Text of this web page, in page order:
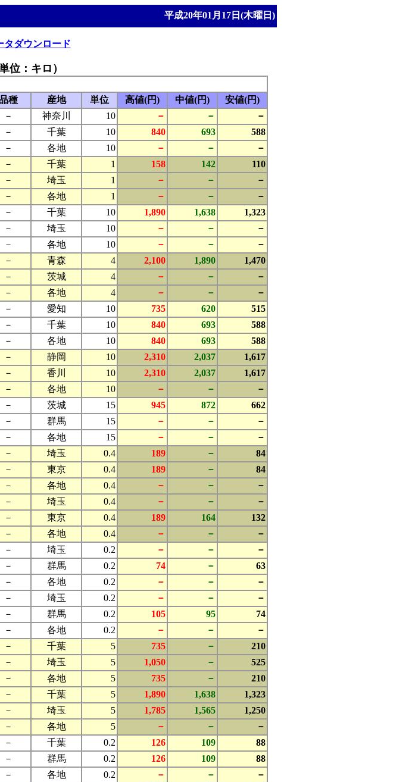
平成20年01月17日(木曜日)
タダウンロード
位：キロ）
種 産地 単位 高値(円) 中値(円) 安値(円)
－ 神奈川 10 － －
－
－
千葉 10 840 693
588
－
各地 10 － － －
－ 千葉 1 158 142
110
－
埼玉 1 － －
－
－
各地 1 － － －
－ 千葉 10 1,890 1,638
1,323
－
埼玉 10 － －
－
－
各地 10 － － －
－ 青森 4 2,100 1,890
1,470
－
茨城 4 － －
－
－
各地 4 － － －
－ 愛知 10 735 620
515
－
千葉 10 840 693
588
－
各地 10 840 693 588
－ 静岡 10 2,310 2,037
1,617
－
香川 10 2,310 2,037
1,617
－
各地 10 － － －
－ 茨城 15 945 872
662
－
群馬 15 － －
－
－
各地 15 － － －
－ 埼玉 0.4 189 －
84
－
東京 0.4 189 －
84
－
各地 0.4 － － －
－ 埼玉 0.4 － －
－
－
東京 0.4 189 164
132
－
各地 0.4 － － －
－ 埼玉 0.2 － －
－
－
群馬 0.2 74 －
63
－
各地 0.2 － － －
－ 埼玉 0.2 － －
－
－
群馬 0.2 105 95
74
－
各地 0.2 － － －
－ 千葉 5 735 －
210
－
埼玉 5 1,050 －
525
－
各地 5 735 － 210
－ 千葉 5 1,890 1,638
1,323
－
埼玉 5 1,785 1,565
1,250
－
各地 5 － － －
－ 千葉 0.2 126 109
88
－
群馬 0.2 126 109
88
－
各地 0.2 － － －